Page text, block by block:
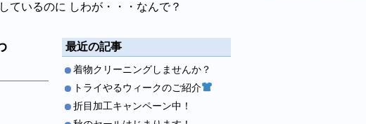
ているのに しわが・・・なんで？
最近の記事
着物クリーニングしませんか？
トライやるウィークのご紹介
折目加工キャンペーン中！